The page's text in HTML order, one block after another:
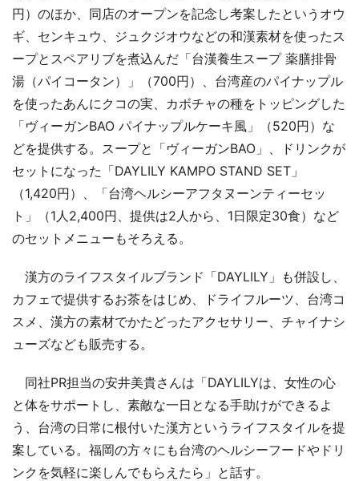
円）のほか、同店のオープンを記念し考案したというオウ
ギ、センキュウ、ジュクジオウなどの和漢素材を使ったス
ープとスペアリブを煮込んだ「台漢養生スープ 薬膳排骨
湯（パイコータン）」（700円）、台湾産のパイナップル
を使ったあんにクコの実、カボチャの種をトッピングした
「ヴィーガンBAO パイナップルケーキ風」（520円）な
どを提供する。スープと「ヴィーガンBAO」、ドリンクが
セットになった「DAYLILY KAMPO STAND SET」
（1,420円）、「台湾ヘルシーアフタヌーンティーセッ
ト」（1人2,400円、提供は2人から、1日限定30食）など
のセットメニューもそろえる。
漢方のライフスタイルブランド「DAYLILY」も併設し、
カフェで提供するお茶をはじめ、ドライフルーツ、台湾コ
スメ、漢方の素材でかたどったアクセサリー、チャイナシ
ューズなども販売する。
同社PR担当の安井美貴さんは「DAYLILYは、女性の心
と体をサポートし、素敵な一日となる手助けができるよ
う、台湾の日常に根付いた漢方というライフスタイルを提
案している。福岡の方々にも台湾のヘルシーフードやドリ
ンクを気軽に楽しんでもらえたら」と話す。